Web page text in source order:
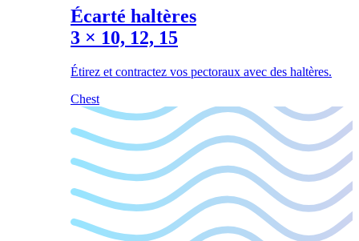
Écarté haltères
3 × 10, 12, 15
Étirez et contractez vos pectoraux avec des haltères.
Chest